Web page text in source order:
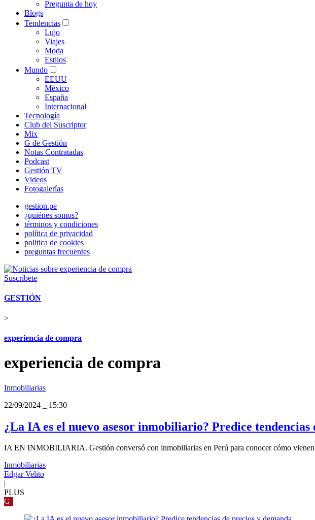
Pregunta de hoy
Blogs
Tendencias
Lujo
Viajes
Moda
Estilos
Mundo
EEUU
México
España
Internacional
Tecnología
Club del Suscriptor
Mix
G de Gestión
Notas Contratadas
Podcast
Gestión TV
Videos
Fotogalerías
gestion.pe
¿quiénes somos?
términos y condiciones
política de privacidad
politica de cookies
preguntas frecuentes
Suscríbete
GESTIÓN
>
experiencia de compra
experiencia de compra
Inmobiliarias
22/09/2024
15:30
¿La IA es el nuevo asesor inmobiliario? Predice tendencias
IA EN INMOBILIARIA. Gestión conversó con inmobiliarias en Perú para conocer cómo vienen
Inmobiliarias
Edgar Velito
PLUS
G